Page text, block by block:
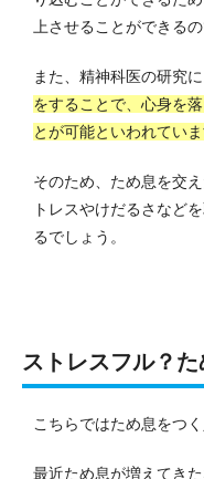
上させることができるの
また、精神科医の研究に
をすることで、心身を
とが可能といわれてい
そのため、ため息を交
トレスやけだるさなど
るでしょう。
ストレスフル？
こちらではため息をつ
最近ため息が増えてき